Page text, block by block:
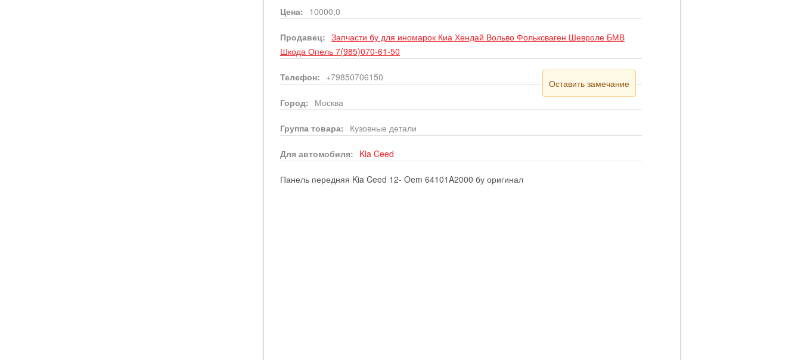
Цена: 10000,0
Продавец: Запчасти бу для иномарок Киа Хендай Вольво Фольксваген Шевроле БМВ
Шкода Опель 7(985)070-61-50
Телефон: +79850706150
Оставить замечание
Город: Москва
Группа товара: Кузовные детали
Для автомобиля: Kia Ceed
Панель передняя Kia Ceed 12- Oem 64101A2000 бу оригинал